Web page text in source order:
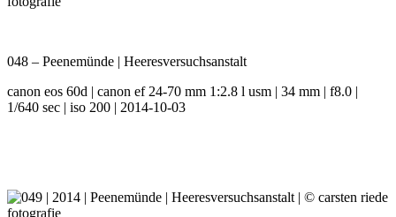
048 – Peenemünde | Heeresversuchsanstalt
canon eos 60d | canon ef 24-70 mm 1:2.8 l usm | 34 mm | f8.0 |
1/640 sec | iso 200 | 2014-10-03